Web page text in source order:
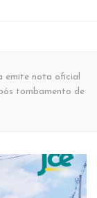
emite nota oficial
tombamento de